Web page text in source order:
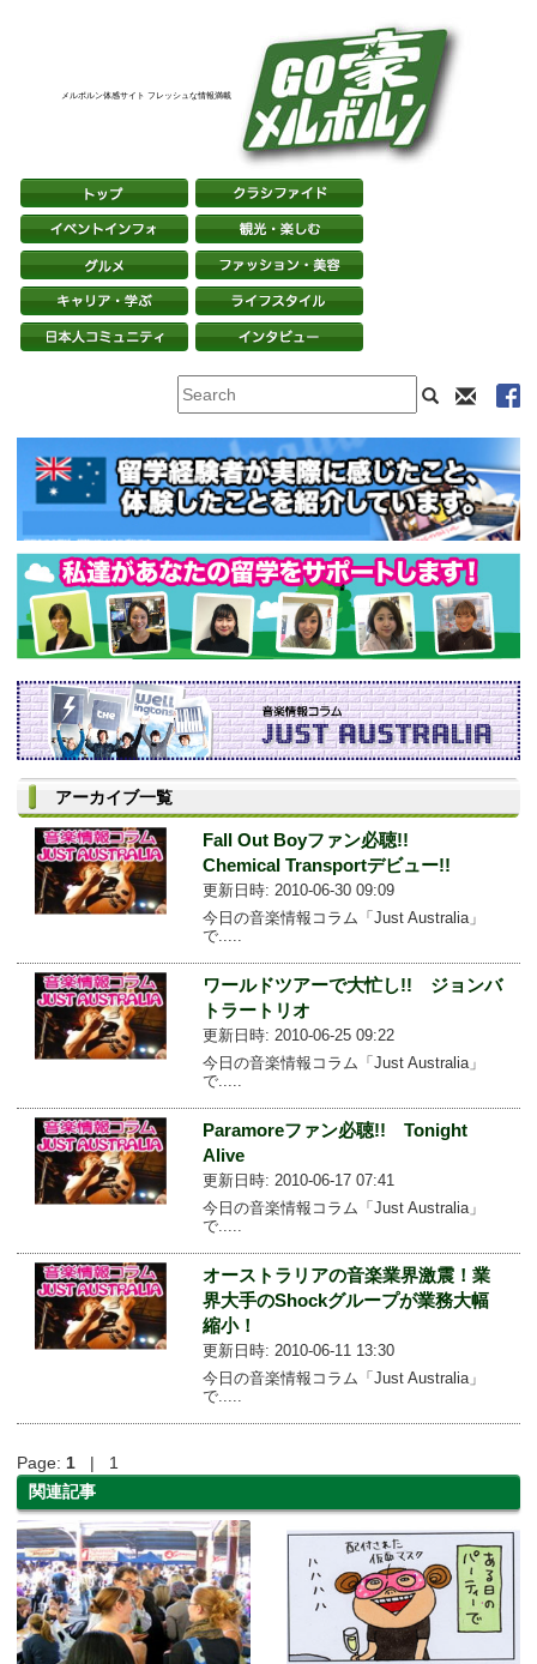
メルボルン体感サイト フレッシュな情報満載
アーカイブ一覧
Fall Out Boyファン必聴!!
Chemical Transportデビュー!!
更新日時: 2010-06-30 09:09
今日の音楽情報コラム「Just Australia」
で.....
ワールドツアーで大忙し!! ジョンバ
トラートリオ
更新日時: 2010-06-25 09:22
今日の音楽情報コラム「Just Australia」
で.....
Paramoreファン必聴!! Tonight
Alive
更新日時: 2010-06-17 07:41
今日の音楽情報コラム「Just Australia」
で.....
オーストラリアの音楽業界激震！業
界大手のShockグループが業務大幅
縮小！
更新日時: 2010-06-11 13:30
今日の音楽情報コラム「Just Australia」
で.....
Page: 1 | 1
関連記事